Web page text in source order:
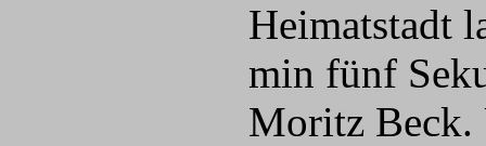
Heimatstadt
min fünf
Moritz Beck.